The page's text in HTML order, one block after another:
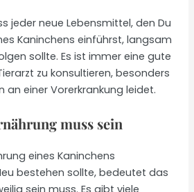
jeder neue Lebensmittel, den Du
Kaninchens einführst, langsam
sollte. Es ist immer eine gute
zu konsultieren, besonders
an einer Vorerkrankung leidet.
muss sein
eines Kaninchens
bestehen sollte, bedeutet das
sein muss. Es gibt viele